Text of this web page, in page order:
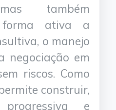
também
ativa a
o manejo
negociação em
riscos. Como
construir,
e